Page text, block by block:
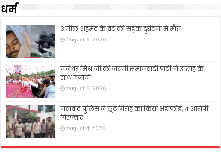
धर्म
अतीक़ अहमद के बेटे की सड़क दुर्घटना में मौत
August 6, 2026
जनेश्वर मिश्र जी की जयंती समाजवादी पार्टी ने उत्साह के
साथ मनायी
August 5, 2026
नवाबाद पुलिस ने लूट गिरोह का किया भंडाफोड़, 4 आरोपी
गिरफ्तार
August 4, 2026